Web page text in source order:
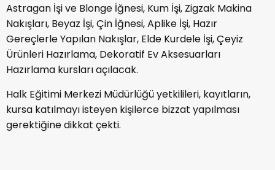
Astragan İşi ve Blonge İğnesi, Kum İşi, Zigzak Makina
Nakışları, Beyaz İşi, Çin İğnesi, Aplike İşi, Hazır
Gereçlerle Yapılan Nakışlar, Elde Kurdele İşi, Çeyiz
Ürünleri Hazırlama, Dekoratif Ev Aksesuarları
Hazırlama kursları açılacak.
Halk Eğitimi Merkezi Müdürlüğü yetkilileri, kayıtların,
kursa katılmayı isteyen kişilerce bizzat yapılması
gerektiğine dikkat çekti.